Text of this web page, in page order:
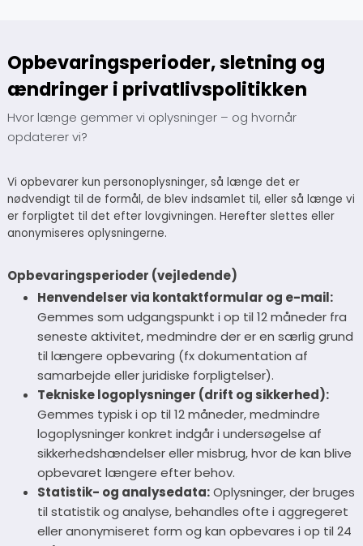
Opbevaringsperioder, sletning og
ændringer i privatlivspolitikken
Hvor længe gemmer vi oplysninger – og hvornår
opdaterer vi?
Vi opbevarer kun personoplysninger, så længe det er
nødvendigt til de formål, de blev indsamlet til, eller så længe vi
er forpligtet til det efter lovgivningen. Herefter slettes eller
anonymiseres oplysningerne.
Opbevaringsperioder (vejledende)
Henvendelser via kontaktformular og e-mail:
Gemmes som udgangspunkt i op til 12 måneder fra
seneste aktivitet, medmindre der er en særlig grund
til længere opbevaring (fx dokumentation af
samarbejde eller juridiske forpligtelser).
Tekniske logoplysninger (drift og sikkerhed):
Gemmes typisk i op til 12 måneder, medmindre
logoplysninger konkret indgår i undersøgelse af
sikkerhedshændelser eller misbrug, hvor de kan blive
opbevaret længere efter behov.
Statistik- og analysedata:Oplysninger, der bruges
til statistik og analyse, behandles ofte i aggregeret
eller anonymiseret form og kan opbevares i op til 24